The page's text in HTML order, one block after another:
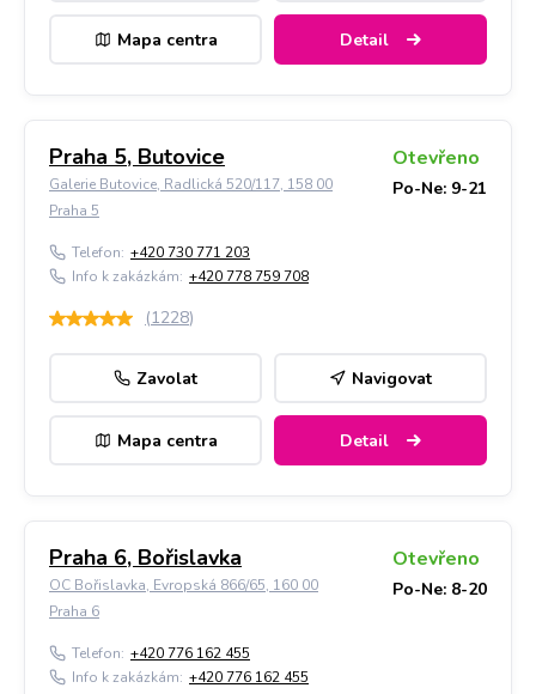
Mapa centra Detail
Praha 5, Butovice
Galerie Butovice, Radlická 520/117, 158 00
Praha 5
Otevřeno
Po-Ne: 9-21
Telefon: +420 730 771 203
Info k zakázkám: +420 778 759 708
(1228)
Zavolat Navigovat
Mapa centra Detail
Praha 6, Bořislavka
OC Bořislavka, Evropská 866/65, 160 00
Praha 6
Otevřeno
Po-Ne: 8-20
Telefon: +420 776 162 455
Info k zakázkám: +420 776 162 455